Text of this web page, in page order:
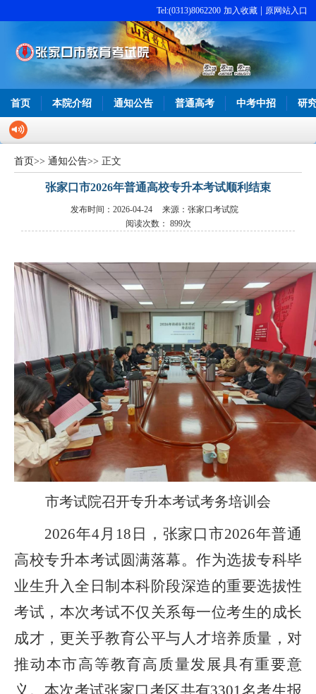
Tel:(0313)8062200 加入收藏 原网站入口
首页 本院介绍 通知公告 普通高考 中考中招 研
首页>> 通知公告>> 正文
张家口市2026年普通高校专升本考试顺利结束
发布时间：2026-04-24
来源：张家口考试院
阅读次数： 899次
市考试院召开专升本考试考务培训会
2026年4月18日，张家口市2026年普通
高校专升本考试圆满落幕。作为选拔专科毕
业生升入全日制本科阶段深造的重要选拔性
考试，本次考试不仅关系每一位考生的成长
成才，更关乎教育公平与人才培养质量，对
推动本市高等教育高质量发展具有重要意
义。本次考试张家口考区共有3301名考生报